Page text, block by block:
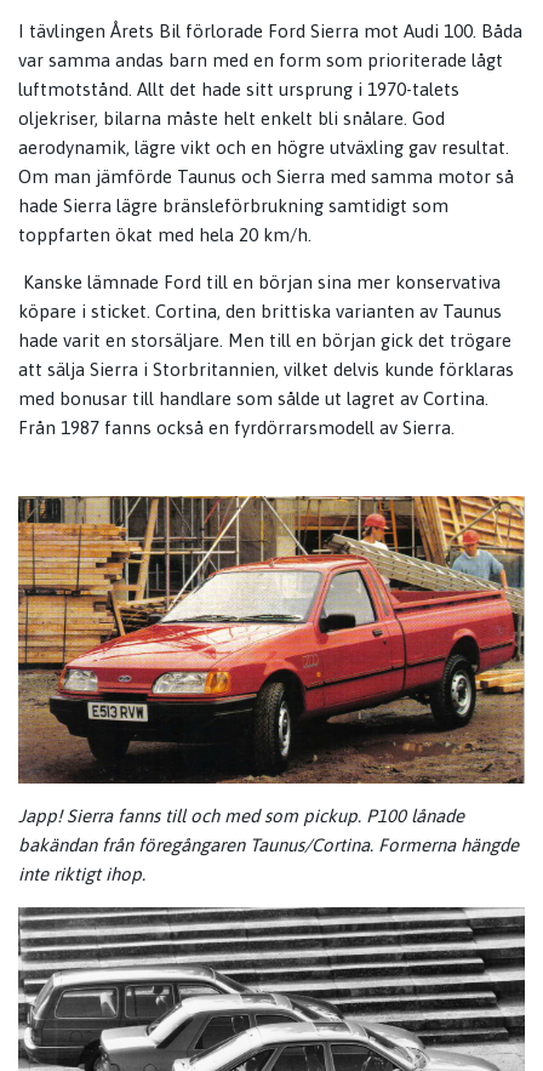
I tävlingen Årets Bil förlorade Ford Sierra mot Audi 100. Båda
var samma andas barn med en form som prioriterade lågt
luftmotstånd. Allt det hade sitt ursprung i 1970-talets
oljekriser, bilarna måste helt enkelt bli snålare. God
aerodynamik, lägre vikt och en högre utväxling gav resultat.
Om man jämförde Taunus och Sierra med samma motor så
hade Sierra lägre bränsleförbrukning samtidigt som
toppfarten ökat med hela 20 km/h.
Kanske lämnade Ford till en början sina mer konservativa
köpare i sticket. Cortina, den brittiska varianten av Taunus
hade varit en storsäljare. Men till en början gick det trögare
att sälja Sierra i Storbritannien, vilket delvis kunde förklaras
med bonusar till handlare som sålde ut lagret av Cortina.
Från 1987 fanns också en fyrdörrarsmodell av Sierra.
Japp! Sierra fanns till och med som pickup. P100 lånade
bakändan från föregångaren Taunus/Cortina. Formerna hängde
inte riktigt ihop.